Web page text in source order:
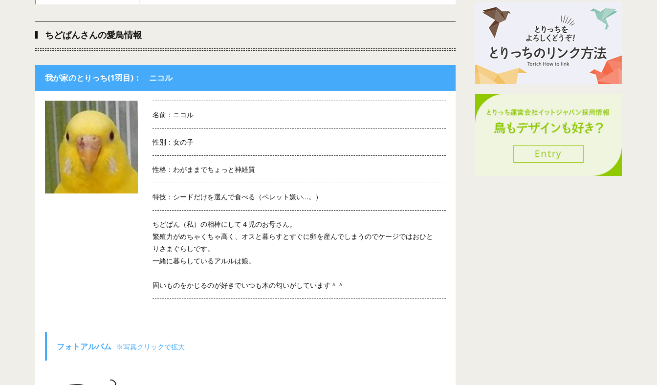
ちどぱんさんの愛鳥情報
我が家のとりっち(1羽目)： ニコル
名前：ニコル
性別：女の子
性格：わがままでちょっと神経質
特技：シードだけを選んで食べる（ペレット嫌い…。）
ちどぱん（私）の相棒にして４児のお母さん。
繁殖力がめちゃくちゃ高く、オスと暮らすとすぐに卵を産んでしまうのでケージではおひと
りさまぐらしです。
一緒に暮らしているアルルは娘。
固いものをかじるのが好きでいつも木の匂いがしています＾＾
フォトアルバム ※写真クリックで拡大